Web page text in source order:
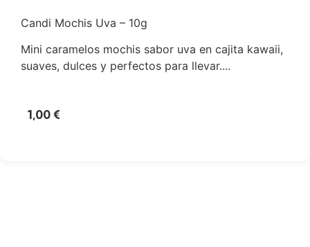
Candi Mochis Uva – 10g
Mini caramelos mochis sabor uva en cajita kawaii,
suaves, dulces y perfectos para llevar....
1,00€